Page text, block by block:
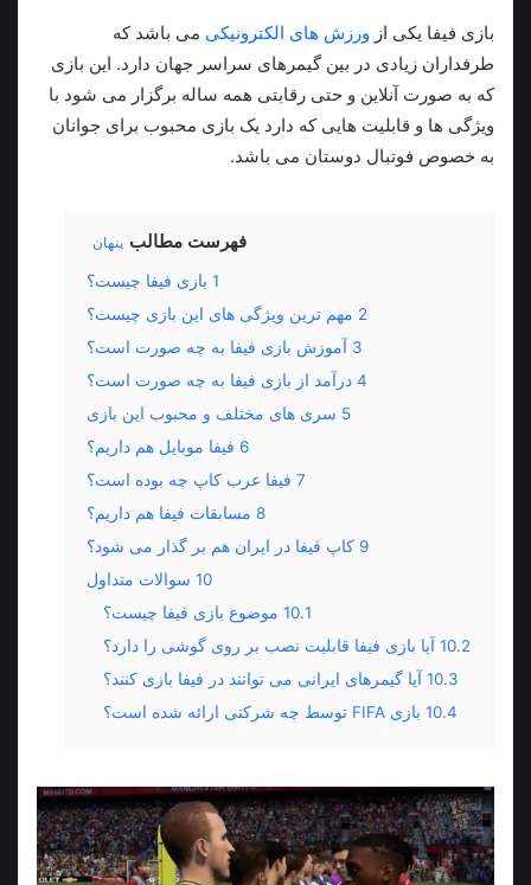
بازی فیفا یکی از ورزش های الکترونیکی می باشد که
طرفداران زیادی در بین گیمرهای سراسر جهان دارد. این بازی
که به صورت آنلاین و حتی رقابتی همه ساله برگزار می شود با
ویژگی ها و قابلیت هایی که دارد یک بازی محبوب برای جوانان
به خصوص فوتبال دوستان می باشد.
فهرست مطالب پنهان
1 بازی فیفا چیست؟
2 مهم ترین ویژگی های این بازی چیست؟
3 آموزش بازی فیفا به چه صورت است؟
4 درآمد از بازی فیفا به چه صورت است؟
5 سری های مختلف و محبوب این بازی
6 فیفا موبایل هم داریم؟
7 فیفا عرب کاپ چه بوده است؟
8 مسابقات فیفا هم داریم؟
9 کاپ فیفا در ایران هم بر گذار می شود؟
10 سوالات متداول
10.1 موضوع بازی فیفا چیست؟
10.2 آیا بازی فیفا قابلیت نصب بر روی گوشی را دارد؟
10.3 آیا گیمرهای ایرانی می توانند در فیفا بازی کنند؟
10.4 بازی FIFA توسط چه شرکتی ارائه شده است؟